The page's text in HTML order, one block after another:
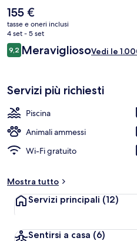
recensioni dei viaggiatori lodano il
invidiabile. I mezzi pubblici sono a
Orchard è a 14 min a piedi.
Il
prezzo
attuale
è
155 €
155 €
tasse e oneri inclusi
4 set - 5 set
Recensioni
9,29,2 su 10
MeravigliosoVedi le
Servizi più richiesti
Piscina
Animali ammessi
Wi-Fi gratuito
Mostra tutto
Servizi principali (12)
Sentirsi a casa (6)